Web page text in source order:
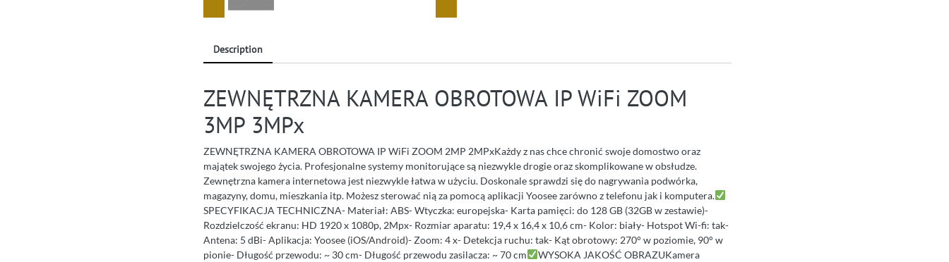
Description
ZEWNĘTRZNA KAMERA OBROTOWA IP WiFi ZOOM
3MP 3MPx
ZEWNĘTRZNA KAMERA OBROTOWA IP WiFi ZOOM 2MP 2MPxKażdy z nas chce chronić swoje domostwo oraz
majątek swojego życia. Profesjonalne systemy monitorujące są niezwykle drogie oraz skomplikowane w obsłudze.
Zewnętrzna kamera internetowa jest niezwykle łatwa w użyciu. Doskonale sprawdzi się do nagrywania podwórka,
magazyny, domu, mieszkania itp. Możesz sterować nią za pomocą aplikacji Yoosee zarówno z telefonu jak i komputera.
SPECYFIKACJA TECHNICZNA- Materiał: ABS- Wtyczka: europejska- Karta pamięci: do 128 GB (32GB w zestawie)-
Rozdzielczość ekranu: HD 1920 x 1080p, 2Mpx- Rozmiar aparatu: 19,4 x 16,4 x 10,6 cm- Kolor: biały- Hotspot Wi-fi: tak-
Antena: 5 dBi- Aplikacja: Yoosee (iOS/Android)- Zoom: 4 x- Detekcja ruchu: tak- Kąt obrotowy: 270° w poziomie, 90° w
pionie- Długość przewodu: ~ 30 cm- Długość przewodu zasilacza: ~ 70 cm
WYSOKA JAKOŚĆ OBRAZUKamera